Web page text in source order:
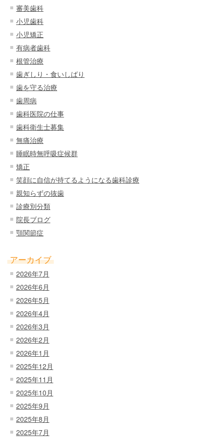
審美歯科
小児歯科
小児矯正
有病者歯科
根管治療
歯ぎしり・食いしばり
歯を守る治療
歯周病
歯科医院の仕事
歯科衛生士募集
無痛治療
睡眠時無呼吸症候群
矯正
笑顔に自信が持てるようになる歯科診療
親知らずの抜歯
診療別分類
院長ブログ
顎関節症
アーカイブ
2026年7月
2026年6月
2026年5月
2026年4月
2026年3月
2026年2月
2026年1月
2025年12月
2025年11月
2025年10月
2025年9月
2025年8月
2025年7月